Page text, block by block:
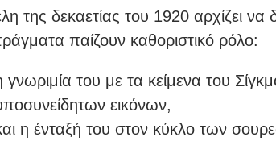
της δεκαετίας του 1920 αρχίζει
παίζουν καθοριστικό ρόλο:
γνωριμία του με τα κείμενα του
εικόνων,
η ένταξή του στον κύκλο των